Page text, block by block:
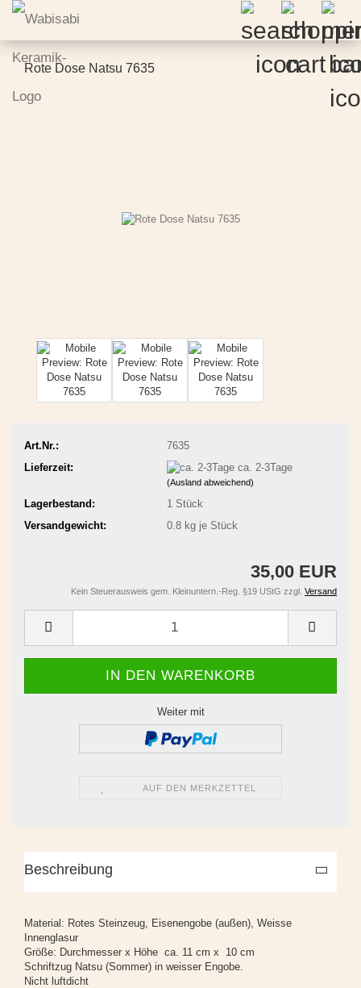
Rote Dose Natsu 7635
Art.Nr.:
7635
Lieferzeit:
ca. 2-3Tage
(Ausland abweichend)
Lagerbestand: 1 Stück
Versandgewicht:
0.8kg je Stück
35,00 EUR
Kein Steuerausweis gem. Kleinuntern.-Reg. §19 UStG zzgl. Versand
Weiter mit
AUF DEN MERKZETTEL
Beschreibung
Material: Rotes Steinzeug, Eisenengobe (außen), Weisse
Innenglasur
Größe: Durchmesser x Höhe ca. 11 cm x 10 cm
Schriftzug Natsu (Sommer) in weisser Engobe.
Nicht luftdicht